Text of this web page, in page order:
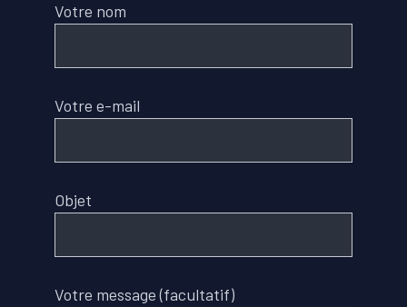
Votre nom
Votre e-mail
Objet
Votre message (facultatif)